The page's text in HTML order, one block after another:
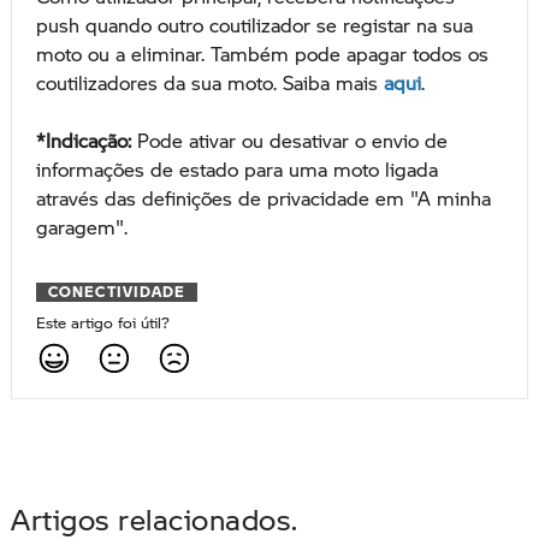
push quando outro coutilizador se registar na sua
moto ou a eliminar. Também pode apagar todos os
coutilizadores da sua moto. Saiba mais aqui.
*Indicação:Pode ativar ou desativar o envio de
informações de estado para uma moto ligada
através das definições de privacidade em "A minha
garagem".
CONECTIVIDADE
Este artigo foi útil?
Artigos relacionados